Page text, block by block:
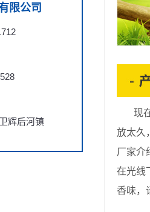
限公司
辉后河镇
现在
放太久
厂家介
在光线
香味，